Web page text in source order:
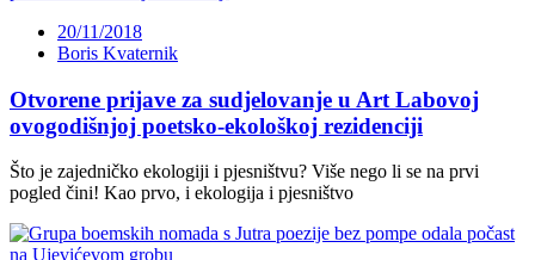
20/11/2018
Boris Kvaternik
Otvorene prijave za sudjelovanje u Art Labovoj
ovogodišnjoj poetsko-ekološkoj rezidenciji
Što je zajedničko ekologiji i pjesništvu? Više nego li se na prvi
pogled čini! Kao prvo, i ekologija i pjesništvo